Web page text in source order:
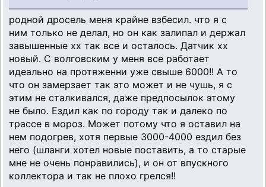
родной дросель меня крайне взбесил. что я с
ним только не делал, но он как залипал и держал
завышенные хх так все и осталось. Датчик хх
новый. С волговским у меня все работает
идеально на протяженни уже свыше 6000!! А то
что он замерзает так это может и не чушь, я с
этим не сталкивался, даже предпосылок этому
не было. Ездил как по городу так и далеко по
трассе в мороз. Может потому что я оставил на
нем подогрев, хотя первые 3000-4000 ездил без
него (шланги хотел новые поставить, а то старые
мне не очень понравились), и он от впускного
коллектора и так не плохо грелся!!